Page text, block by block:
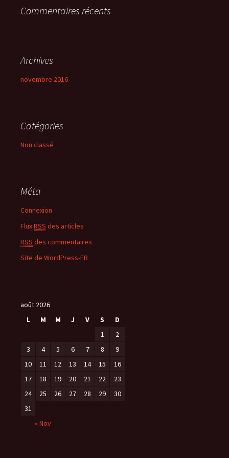
:Commentaires récents
Archives
novembre 2016
Catégories
Non classé
Méta
Connexion
FluxRSS des articles
RSS des commentaires
Site de WordPress-FR
août 2026
L
M M J V S D
« Nov
1
2
3
4 5 6 7 8
9
10
11 12 13 14 15
16
17
18 19 20 21 22
23
24
25 26 27 28 29
30
31